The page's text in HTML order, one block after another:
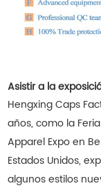
Asistir a la
Hengxing Caps
años, como la
Apparel Expo en
Estados Unidos,
algunos estilos